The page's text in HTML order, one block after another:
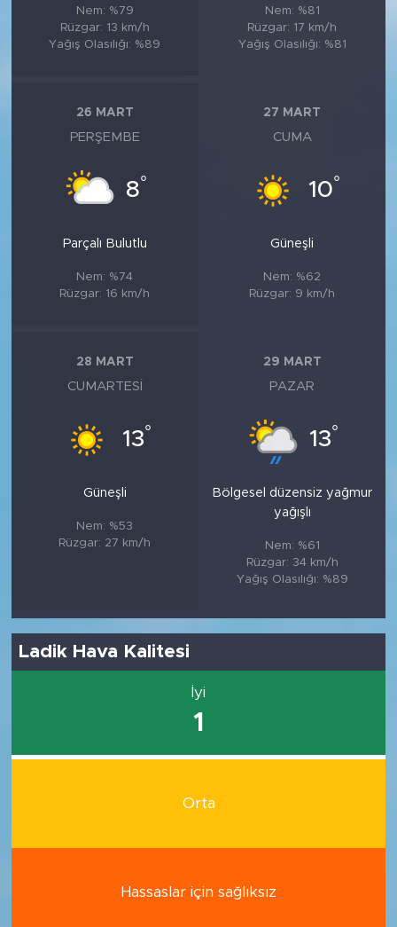
Nem: %79
Rüzgar: 13 km/h
Yağış Olasılığı: %89
Nem: %81
Rüzgar: 17 km/h
Yağış Olasılığı: %81
26 MART
PERŞEMBE
8°
Parçalı Bulutlu
Nem: %74
Rüzgar: 16 km/h
27 MART
CUMA
10°
Güneşli
Nem: %62
Rüzgar: 9 km/h
28 MART
CUMARTESI
13°
Güneşli
Nem: %53
Rüzgar: 27 km/h
29 MART
PAZAR
13°
Bölgesel düzensiz yağmur
yağışlı
Nem: %61
Rüzgar: 34 km/h
Yağış Olasılığı: %89
Ladik Hava Kalitesi
İyi
1
Orta
Hassaslar için sağlıksız